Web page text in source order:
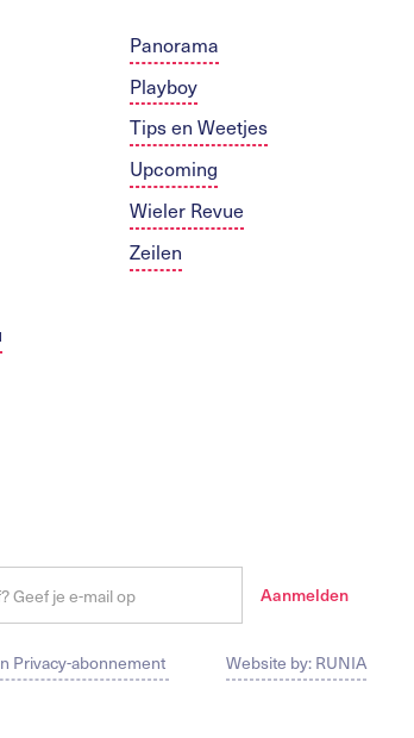
Panorama
Playboy
Tips en Weetjes
Upcoming
Wieler Revue
Zeilen
Privacy-abonnement Website by: RUNIA